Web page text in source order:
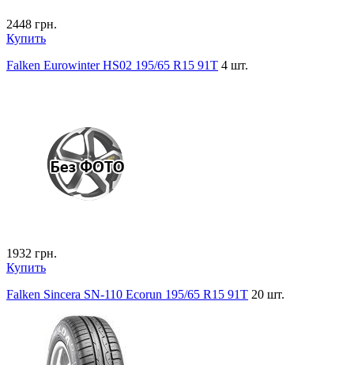
2448 грн.
Купить
Falken Eurowinter HS02 195/65 R15 91T 4 шт.
1932 грн.
Купить
Falken Sincera SN-110 Ecorun 195/65 R15 91T 20 шт.